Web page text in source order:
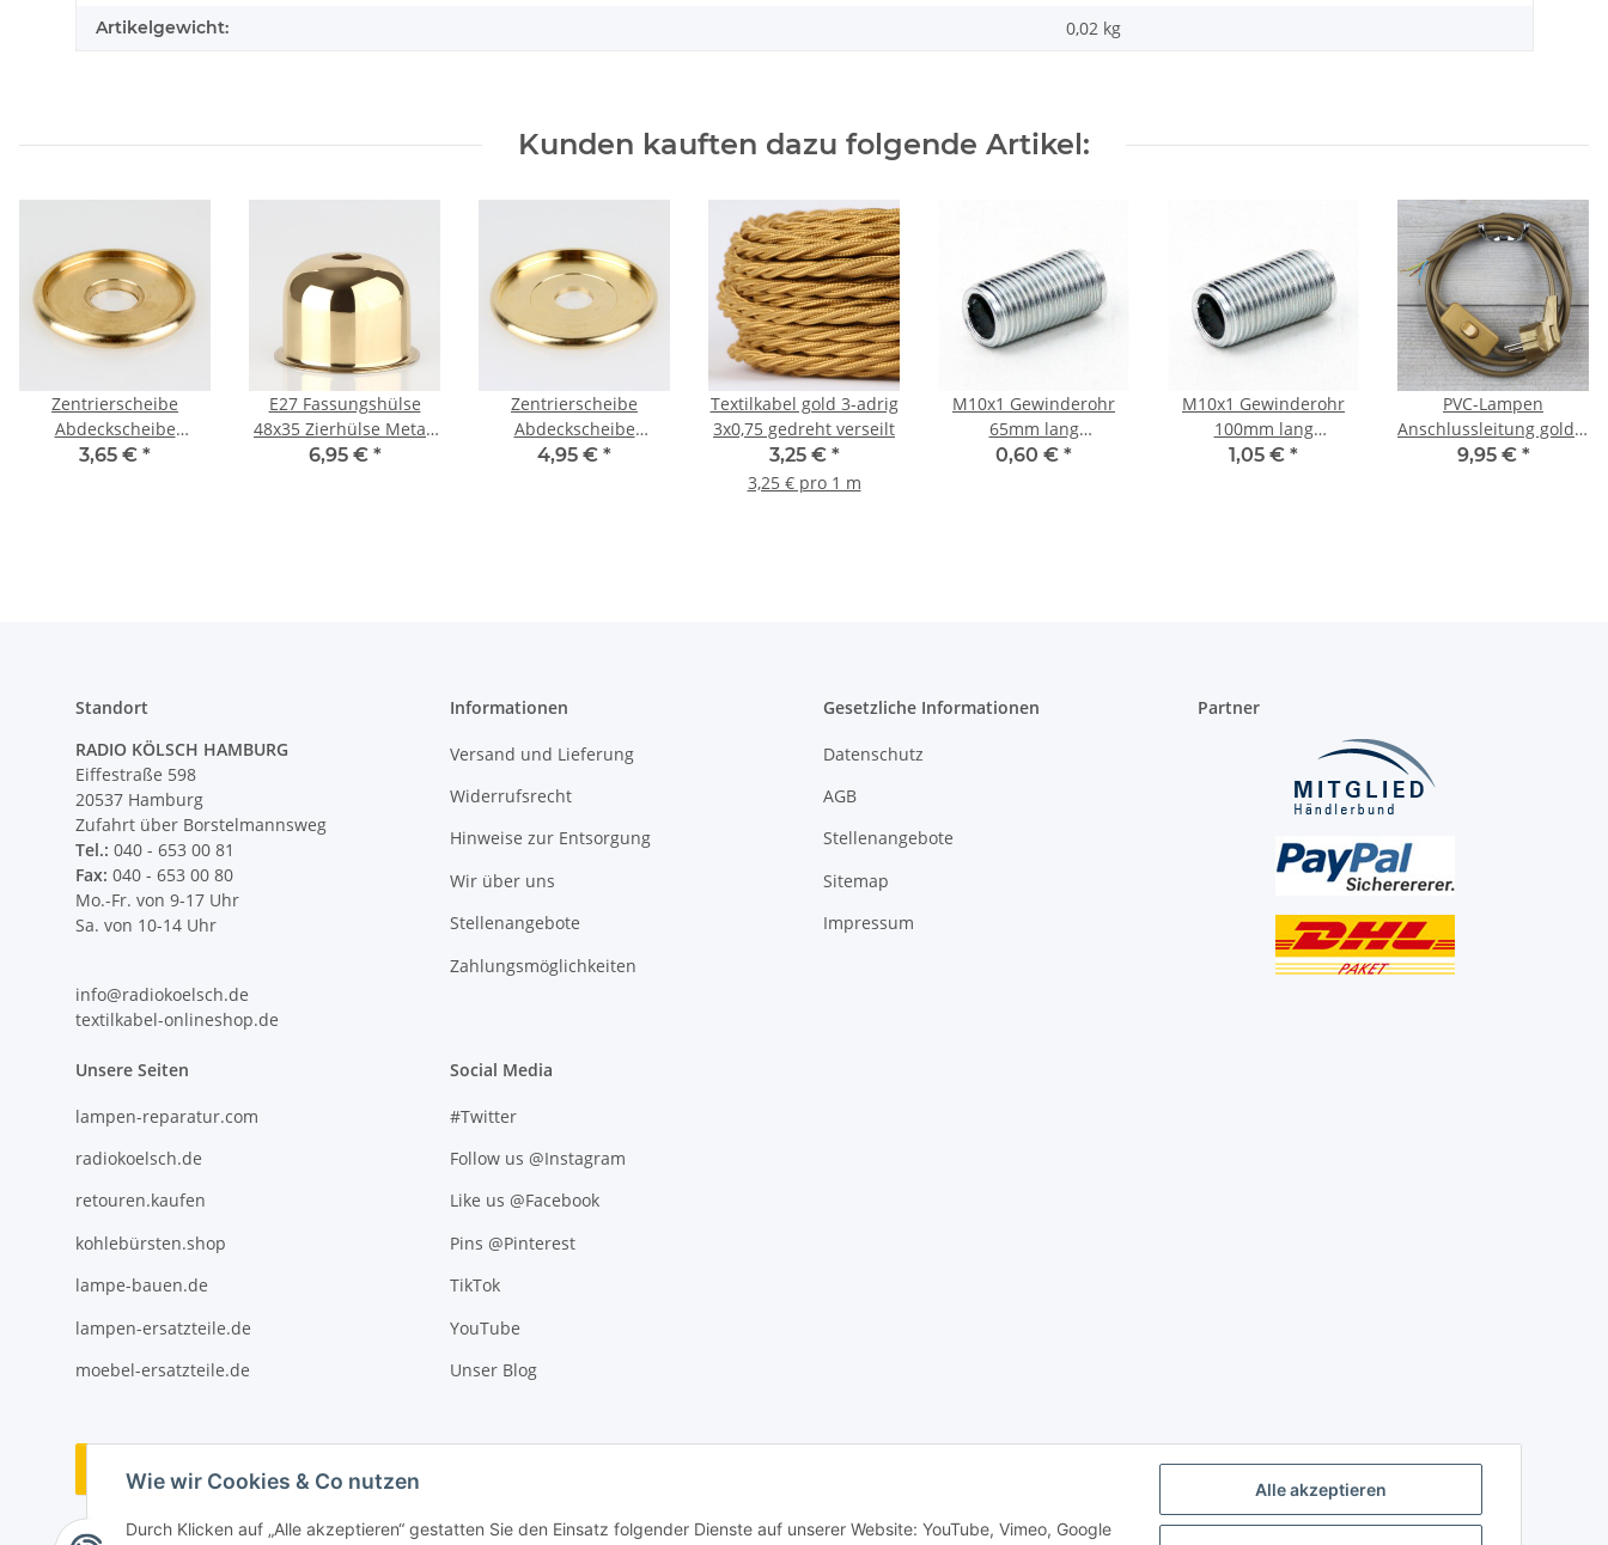
Alle akzeptieren
Wie wir Cookies & Co nutzen
Durch Klicken auf „Alle akzeptieren“ gestatten Sie den Einsatz folgender Dienste auf unserer Website: YouTube, Vimeo, Google
Artikelgewicht: 0,02 kg
Kunden kauften dazu folgende Artikel:
Zentrierscheibe
Abdeckscheibe
Zierscheibe Messing
3,65 € *
E27 Fassungshülse
48x35 Zierhülse Metall
Messing poliert für
6,95 € *
Zentrierscheibe
Abdeckscheibe
Zierscheibe Messing
4,95 € *
Textilkabel gold 3-adrig
3x0,75 gedreht verseilt
3,25 € *
3,25 € pro 1 m
M10x1 Gewinderohr
65mm lang
Metall/Eisen verzinkt
0,60 € *
M10x1 Gewinderohr
100mm lang
Metall/Eisen verzinkt
1,05 € *
PVC-Lampen
Anschlussleitung gold 2
Meter 3-adrig mit
9,95 € *
Standort
RADIO KÖLSCH HAMBURG
Eiffestraße 598
20537 Hamburg
Zufahrt über Borstelmannsweg
Tel.: 040 - 653 00 81
Fax: 040 - 653 00 80
Mo.-Fr. von 9-17 Uhr
Sa. von 10-14 Uhr
info@radiokoelsch.de
textilkabel-onlineshop.de
Informationen
Versand und Lieferung
Widerrufsrecht
Hinweise zur Entsorgung
Wir über uns
Stellenangebote
Zahlungsmöglichkeiten
Gesetzliche Informationen
Datenschutz
AGB
Stellenangebote
Sitemap
Impressum
Partner
Unsere Seiten
lampen-reparatur.com
radiokoelsch.de
retouren.kaufen
kohlebürsten.shop
lampe-bauen.de
lampen-ersatzteile.de
moebel-ersatzteile.de
Social Media
#Twitter
Follow us @Instagram
Like us @Facebook
Pins @Pinterest
TikTok
YouTube
Unser Blog
Vertrag widerrufen